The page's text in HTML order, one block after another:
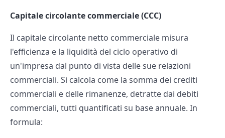
Capitale circolante commerciale (CCC)
Il capitale circolante netto commerciale misura
l'efficienza e la liquidità del ciclo operativo di
un'impresa dal punto di vista delle sue relazioni
commerciali. Si calcola come la somma dei crediti
commerciali e delle rimanenze, detratte dai debiti
commerciali, tutti quantificati su base annuale. In
formula: